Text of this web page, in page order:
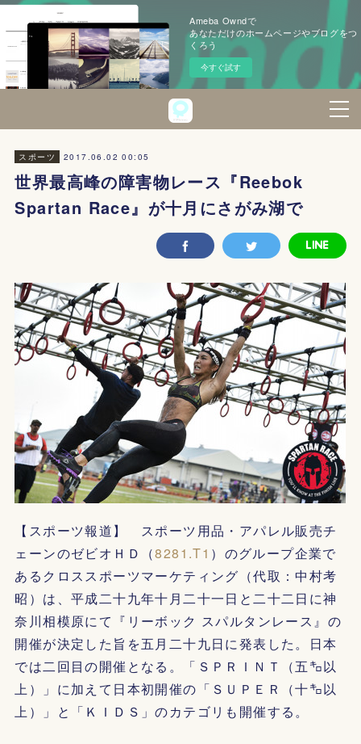
Ameba Owndで
あなただけのホームページやブログをつ
くろう
今すぐ試す
スポーツ 2017.06.02 00:05
世界最高峰の障害物レース『Reebok
Spartan Race』が十月にさがみ湖で
【スポーツ報道】 スポーツ用品・アパレル販売チ
ェーンのゼビオＨＤ（8281.T1 ）のグループ企業で
あるクロススポーツマーケティング（代取：中村考
昭）は、平成二十九年十月二十一日と二十二日に神
奈川相模原にて『リーボック スパルタンレース』の
開催が決定した旨を五月二十九日に発表した。日本
では二回目の開催となる。「ＳＰＲＩＮＴ（五㌔以
上）」に加えて日本初開催の「ＳＵＰＥＲ（十㌔以
上）」と「ＫＩＤＳ」のカテゴリも開催する。